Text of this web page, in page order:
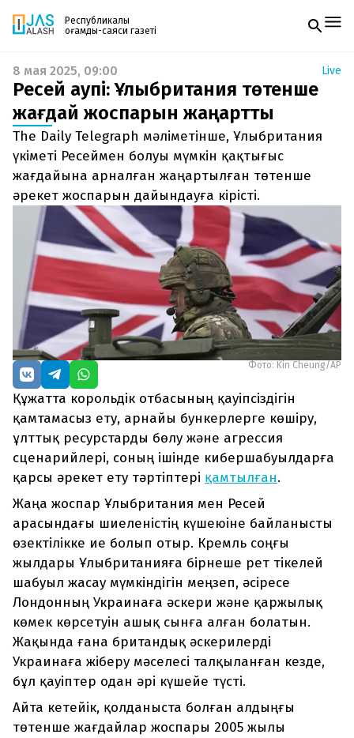
Республикалық
қоғамдық-саяси газеті
Жаңалықтар
Спорт
Live
Руханият
Аймақ
Архив
Заң және тәртіп
Редакциямен байланыс
+7 708 604 51 06
Жарнама бөлімі
+7 701 220 64 52
Пошта
zhasalash100@gmail.com
Газетке жазылу
PDF форматтағы газетті ай сайын электронды
поштаңызға алып отырыңыз. Жаңа нөмір
шыққан сәтте сізге бірден жіберіледі. Тек email
енгізіңіз, біз қалғанын өзіміз жібереміз.
8 мая 2025, 09:00 Live
Ресей қаупі: Ұлыбритания төтенше
жағдай жоспарын жаңартты
The Daily Telegraph мәліметінше, Ұлыбритания
үкіметі Ресеймен болуы мүмкін қақтығыс
жағдайына арналған жаңартылған төтенше
әрекет жоспарын дайындауға кірісті.
Фото: Kin Cheung/AP
Құжатта корольдік отбасының қауіпсіздігін
қамтамасыз ету, арнайы бункерлерге көшіру,
ұлттық ресурстарды бөлу және агрессия
сценарийлері, соның ішінде кибершабуылдарға
қарсы әрекет ету тәртіптері қамтылған.
Жаңа жоспар Ұлыбритания мен Ресей
арасындағы шиеленістің күшеюіне байланысты
өзектілікке ие болып отыр. Кремль соңғы
жылдары Ұлыбританияға бірнеше рет тікелей
шабуыл жасау мүмкіндігін меңзеп, әсіресе
Лондонның Украинаға әскери және қаржылық
көмек көрсетуін ашық сынға алған болатын.
Жақында ғана британдық әскерилерді
Украинаға жіберу мәселесі талқыланған кезде,
бұл қауіптер одан әрі күшейе түсті.
Айта кетейік, қолданыста болған алдыңғы
төтенше жағдайлар жоспары 2005 жылы